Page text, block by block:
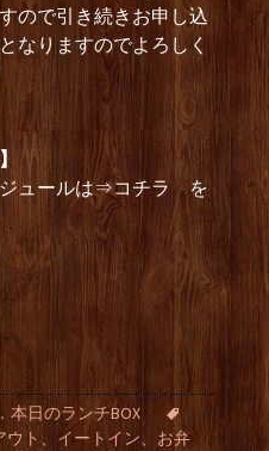
ので引き続きお申し込
なりますのでよろしく
ジュールは⇒コチラ を
本日のランチBOX
ウト、イートイン、お弁